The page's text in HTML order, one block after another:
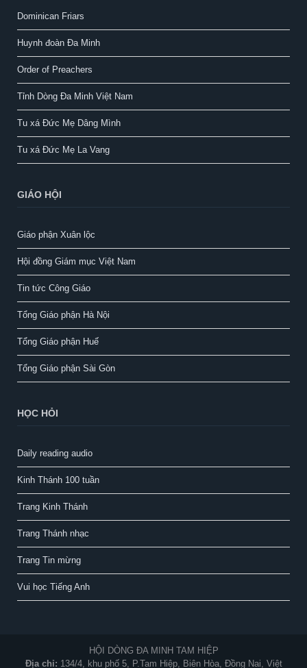
Dominican Friars
Huynh đoàn Đa Minh
Order of Preachers
Tỉnh Dòng Đa Minh Việt Nam
Tu xá Đức Mẹ Dâng Mình
Tu xá Đức Mẹ La Vang
GIÁO HỘI
Giáo phận Xuân lộc
Hội đồng Giám mục Việt Nam
Tin tức Công Giáo
Tổng Giáo phận Hà Nội
Tổng Giáo phận Huế
Tổng Giáo phận Sài Gòn
HỌC HỎI
Daily reading audio
Kinh Thánh 100 tuần
Trang Kinh Thánh
Trang Thánh nhạc
Trang Tin mừng
Vui học Tiếng Anh
HỘI DÒNG ĐA MINH TAM HIỆP
Địa chỉ: 134/4, khu phố 5, P.Tam Hiệp, Biên Hòa, Đồng Nai, Việt